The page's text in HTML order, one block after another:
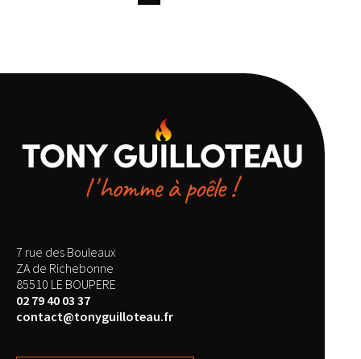
7 rue des Bouleaux
ZA de Richebonne
85510 LE BOUPERE
02 79 40 03 37
contact@tonyguilloteau.fr